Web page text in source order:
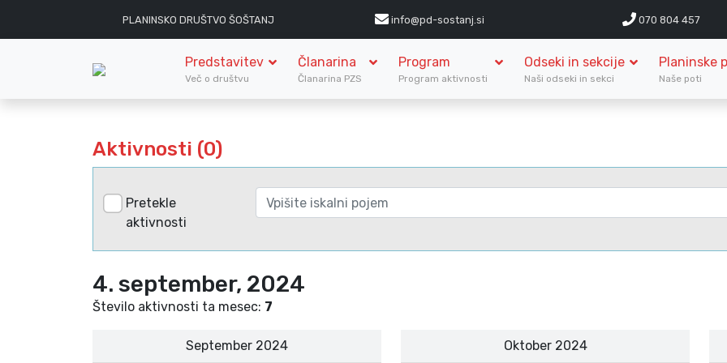
PLANINSKO DRUŠTVO ŠOŠTANJ info@pd-sostanj.si 070 804 457
Predstavitev
Več o društvu
Članarina
Članarina PZS
Program
Program aktivnosti
Odseki in sekcije
Naši odseki in sekci
Planinske
Naše poti
Aktivnosti (0)
Pretekle
aktivnosti
4. september, 2024
Število aktivnosti ta mesec: 7
September 2024 Oktober 2024